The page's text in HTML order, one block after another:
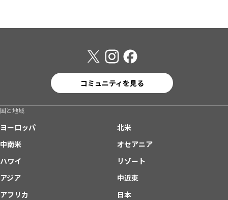
コミュニティを見る
国と地域
ヨーロッパ
北米
中南米
オセアニア
ハワイ
リゾート
アジア
中近東
アフリカ
日本